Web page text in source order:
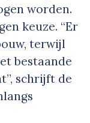
worden.
keuze. “Er
terwijl
bestaande
schrijft de